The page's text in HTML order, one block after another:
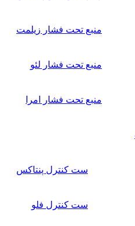
منبع تحت فشار زیلمت
منبع تحت فشار لئو
منبع تحت فشار امرا
ست کنترل پنتاکس
ست کنترل فلو